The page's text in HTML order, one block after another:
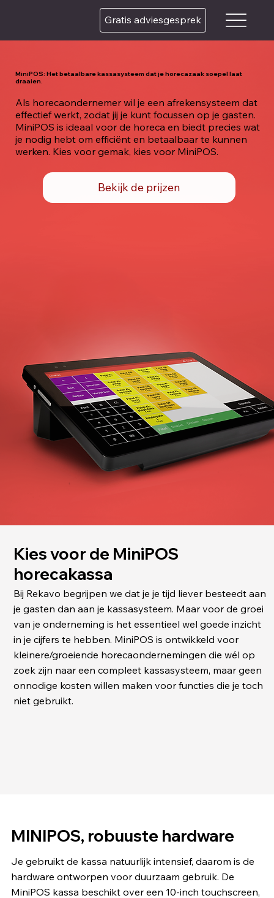
Gratis adviesgesprek
MiniPOS: Het betaalbare kassasysteem dat je horecazaak soepel laat
draaien.
Als horecaondernemer wil je een afrekensysteem dat
effectief werkt, zodat jij je kunt focussen op je gasten.
MiniPOS is ideaal voor de horeca en biedt precies wat
je nodig hebt om efficiënt en betaalbaar te kunnen
werken. Kies voor gemak, kies voor MiniPOS.
Bekijk de prijzen
Kies voor de MiniPOS
horecakassa
Bij Rekavo begrijpen we dat je je tijd liever besteedt aan
je gasten dan aan je kassasysteem. Maar voor de groei
van je onderneming is het essentieel wel goede inzicht
in je cijfers te hebben. MiniPOS is ontwikkeld voor
kleinere/groeiende horecaondernemingen die wél op
zoek zijn naar een compleet kassasysteem, maar geen
onnodige kosten willen maken voor functies die je toch
niet gebruikt.
MINIPOS, robuuste hardware
Je gebruikt de kassa natuurlijk intensief, daarom is de
hardware ontworpen voor duurzaam gebruik. De
MiniPOS kassa beschikt over een 10-inch touchscreen,